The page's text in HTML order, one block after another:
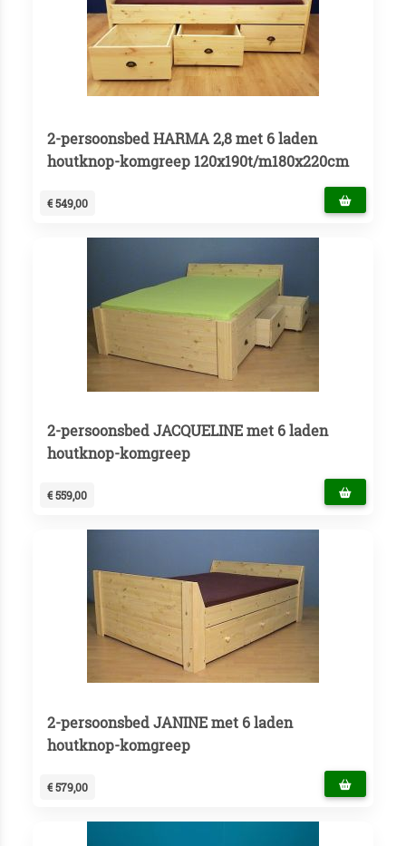
2-persoonsbed HARMA 2,8 met 6 laden
houtknop-komgreep 120x190t/m180x220cm
€ 549,00
2-persoonsbed JACQUELINE met 6 laden
houtknop-komgreep
€ 559,00
2-persoonsbed JANINE met 6 laden
houtknop-komgreep
€ 579,00